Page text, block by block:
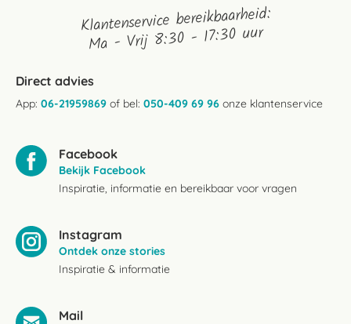
Klantenservice bereikbaarheid:
Ma - Vrij 8:30 - 17:30 uur
Direct advies
App: 06-21959869 of bel: 050-409 69 96 onze klantenservice
Facebook
Bekijk Facebook
Inspiratie, informatie en bereikbaar voor vragen
Instagram
Ontdek onze stories
Inspiratie & informatie
Mail